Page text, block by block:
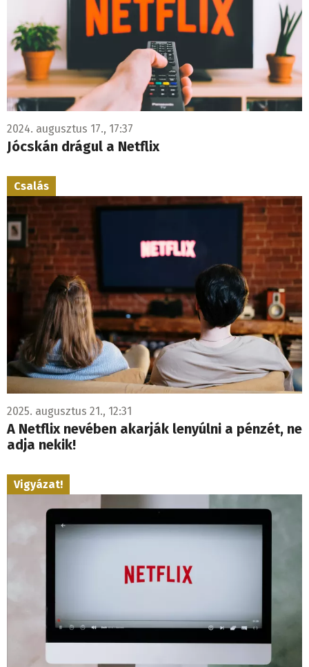
2024. augusztus 17., 17:37
Jócskán drágul a Netflix
Csalás
2025. augusztus 21., 12:31
A Netflix nevében akarják lenyúlni a pénzét, ne
adja nekik!
Vigyázat!